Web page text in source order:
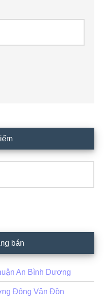
bán
An Bình Dương
Đông Vân Đồn